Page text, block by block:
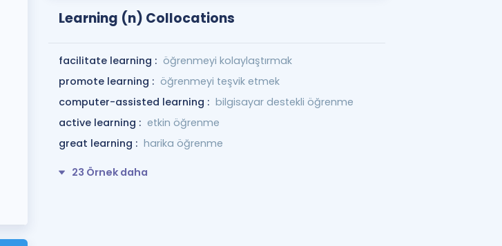
Learning (n) Collocations
facilitate learning : öğrenmeyi kolaylaştırmak
promote learning : öğrenmeyi teşvik etmek
computer-assisted learning : bilgisayar destekli öğrenme
active learning : etkin öğrenme
great learning : harika öğrenme
23 Örnek daha